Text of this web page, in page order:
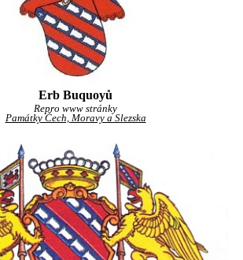
Erb Buquoyů
Repro www stránky
Památky Čech, Moravy a Slezska